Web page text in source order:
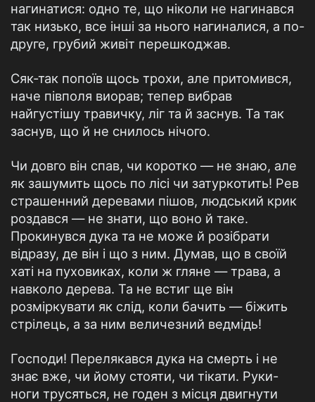
нагинатися: одно те, що ніколи не нагинався
так низько, все інші за нього нагиналися, а по-
друге, грубий живіт перешкоджав.
Сяк-так попоїв щось трохи, але притомився,
наче півполя виорав; тепер вибрав
найгустішу травичку, ліг та й заснув. Та так
заснув, що й не снилось нічого.
Чи довго він спав, чи коротко — не знаю, але
як зашумить щось по лісі чи затуркотить! Рев
страшенний деревами пішов, людський крик
роздався — не знати, що воно й таке.
Прокинувся дука та не може й розібрати
відразу, де він і що з ним. Думав, що в своїй
хаті на пуховиках, коли ж гляне — трава, а
навколо дерева. Та не встиг ще він
розміркувати як слід, коли бачить — біжить
стрілець, а за ним величезний ведмідь!
Господи! Перелякався дука на смерть і не
знає вже, чи йому стояти, чи тікати. Руки-
ноги трусяться, не годен з місця двигнути